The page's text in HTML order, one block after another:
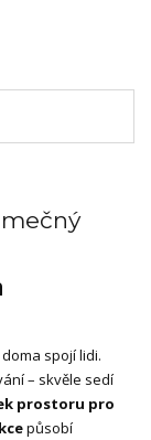
spojí lidi.
– skvěle sedí
prostoru pro
působí